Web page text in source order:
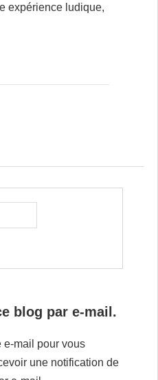
expérience ludique,
blog par e-mail.
e-mail pour vous
une notification de